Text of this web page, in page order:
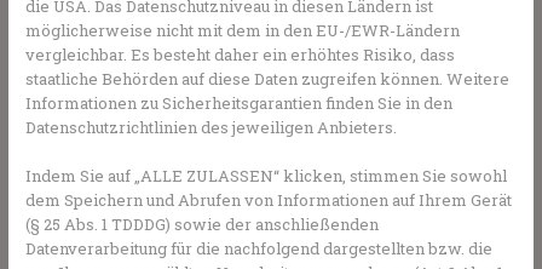
Heute keine Ausbildung mehr
möglich
Die Voraussetzung für den Beruf der Apothekerassistentin
oder des -assistenten war eine zweijährige Ausbildung in
der Apotheke und ein Pharmaziestudium bis zum
sechsten Semester, dann wurde die Lehre mit dem
pharmazeutischen Vorexamen abgeschlossen. Deshalb
wurden Apothekerassistentinnen und -assistenten auch
die USA. Das Datenschutzniveau in diesen Ländern ist
möglicherweise nicht mit dem in den EU-/EWR-Ländern
vergleichbar. Es besteht daher ein erhöhtes Risiko, dass
staatliche Behörden auf diese Daten zugreifen können. Weitere
Informationen zu Sicherheitsgarantien finden Sie in den
Datenschutzrichtlinien des jeweiligen Anbieters.
Indem Sie auf „ALLE ZULASSEN“ klicken, stimmen Sie sowohl
dem Speichern und Abrufen von Informationen auf Ihrem Gerät
(§ 25 Abs. 1 TDDDG) sowie der anschließenden
Datenverarbeitung für die nachfolgend dargestellten bzw. die